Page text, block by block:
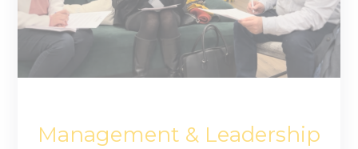
Management & Leadership